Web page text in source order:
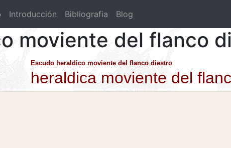
Introducción Bibliografia Blog
moviente del flanco
Escudo heraldico moviente del flanco diestro
heraldica moviente del